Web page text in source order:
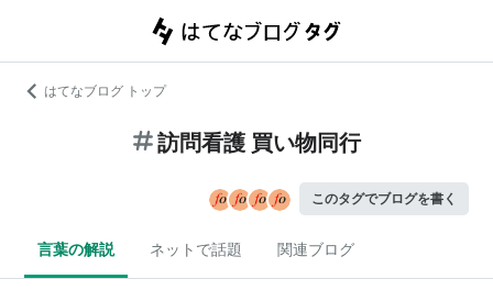
はてなブログ トップ
訪問看護 買い物同行
このタグでブログを書く
言葉の解説 ネットで話題 関連ブログ